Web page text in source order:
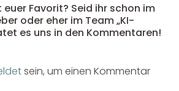
Favorit? Seid ihr schon im
oder eher im Team „KI-
es uns in den Kommentaren!
sein, um einen Kommentar